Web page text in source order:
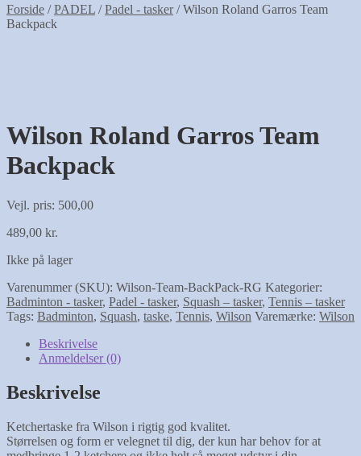
Forside /PADEL /Padel - tasker/Wilson Roland Garros Team
Backpack
Wilson Roland Garros Team
Backpack
Vejl. pris: 500,00
489,00 kr.
Ikke på lager
Varenummer (SKU): Wilson-Team-BackPack-RG Kategorier:
Badminton - tasker, Padel - tasker, Squash – tasker, Tennis – tasker
Tags: Badminton, Squash, taske, Tennis, Wilson Varemærke: Wilson
Beskrivelse
Anmeldelser (0)
Beskrivelse
Ketchertaske fra Wilson i rigtig god kvalitet.
Størrelsen og form er velegnet til dig, der kun har behov for at